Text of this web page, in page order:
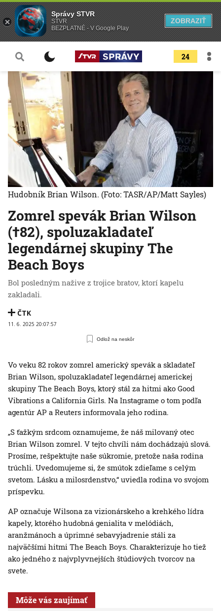
24
Zomrel spevák Brian Wilson
(†82), spoluzakladateľ
legendárnej skupiny The
Beach Boys
Bol posledným nažive z trojice bratov, ktorí kapelu
zakladali.
ČTK
11. 6. 2025 20:07:57
Odlož na neskôr
Hudobník Brian Wilson. (Foto: TASR/AP/Matt Sayles)
Vo veku 82 rokov zomrel americký spevák a skladateľ
Brian Wilson, spoluzakladateľ legendárnej americkej
skupiny The Beach Boys, ktorý stál za hitmi ako Good
Vibrations a California Girls. Na Instagrame o tom podľa
agentúr AP a Reuters informovala jeho rodina.
„S ťažkým srdcom oznamujeme, že náš milovaný otec
Brian Wilson zomrel. V tejto chvíli nám dochádzajú slová.
Prosíme, rešpektujte naše súkromie, pretože naša rodina
trúchli. Uvedomujeme si, že smútok zdieľame s celým
svetom. Lásku a milosrdenstvo,“ uviedla rodina vo svojom
príspevku.
AP označuje Wilsona za vizionárskeho a krehkého lídra
kapely, ktorého hudobná genialita v melódiách,
aranžmánoch a úprimné sebavyjadrenie stáli za
najväčšími hitmi The Beach Boys. Charakterizuje ho tiež
ako jedného z najvplyvnejších štúdiových tvorcov na
svete.
Môže vás zaujímať
Správy STVR
STVR
BEZPLATNÉ - V Google Play
ZOBRAZIŤ